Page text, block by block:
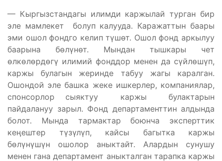
— Кыргызстандагы илимди каржылай турган бир
эле мамлекет болуп калууда. Каражаттын баары
эми ошол фондго келип түшөт. Ошол фонд аркылуу
баарына бөлүнөт. Мындан тышкары чет
өлкөлөрдөгү илимий фонддор менен да сүйлөшүп,
каржы булагын жеринде табуу жагы каралган.
Ошондой эле башка жеке ишкерлер, компаниялар,
спонсорлор сыяктуу каржы булактарын
пайдалануу зарыл. Фонд департаменттин алдында
болот. Мында тармактар боюнча эксперттик
кеӊештер түзүлүп, кайсы багытка каржы
бөлүнүшүн ошолор аныктайт. Алардын сунушу
менен гана департамент аныкталган тарапка каржы